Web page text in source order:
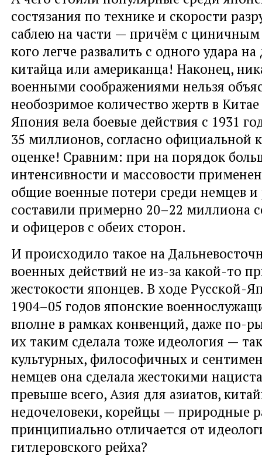
состязания по технике и скорости
саблею на части — причём с циничным
кого легче развалить с одного удара
китайца или американца! Наконец,
военными соображениями нельзя
необозримое количество жертв в
Япония вела боевые действия с 1931
35 миллионов, согласно официальной
оценке! Сравним: при на порядок
интенсивности и массовости
общие военные потери среди немцев и
составили примерно 20–22 миллиона
и офицеров с обеих сторон.
И происходило такое на
военных действий не из-за какой-то
жестокости японцев. В ходе Русской-
1904–05 годов японские
вполне в рамках конвенций, даже по-
их таким сделала тоже идеология —
культурных, философичных и
немцев она сделала жестокими
превыше всего, Азия для азиатов,
недочеловеки, корейцы — природные
принципиально отличается от
гитлеровского рейха?